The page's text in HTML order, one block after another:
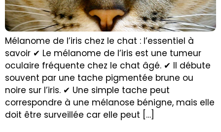
Mélanome de l’iris chez le chat : l’essentiel à
savoir ✔ Le mélanome de l’iris est une tumeur
oculaire fréquente chez le chat âgé. ✔ Il débute
souvent par une tache pigmentée brune ou
noire sur l’iris. ✔ Une simple tache peut
correspondre à une mélanose bénigne, mais elle
doit être surveillée car elle peut […]